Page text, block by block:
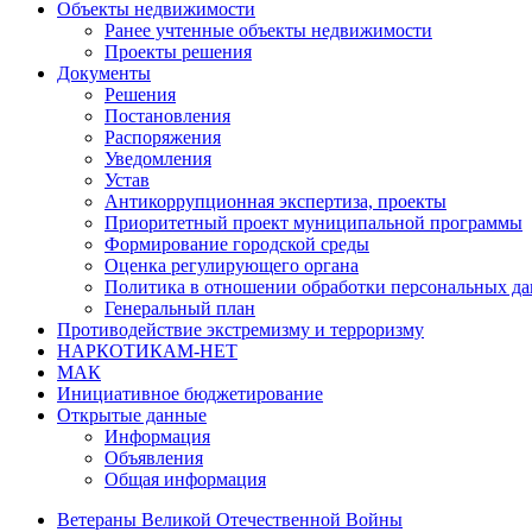
Объекты недвижимости
Ранее учтенные объекты недвижимости
Проекты решения
Документы
Решения
Постановления
Распоряжения
Уведомления
Устав
Антикоррупционная экспертиза, проекты
Приоритетный проект муниципальной программы
Формирование городской среды
Оценка регулирующего органа
Политика в отношении обработки персональных
Генеральный план
Противодействие экстремизму и терроризму
НАРКОТИКАМ-НЕТ
МАК
Инициативное бюджетирование
Открытые данные
Информация
Объявления
Общая информация
Ветераны Великой Отечественной Войны